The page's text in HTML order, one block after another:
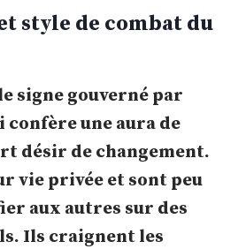
style de combat du
signe gouverné par
confère une aura de
désir de changement.
vie privée et sont peu
aux autres sur des
Ils craignent les